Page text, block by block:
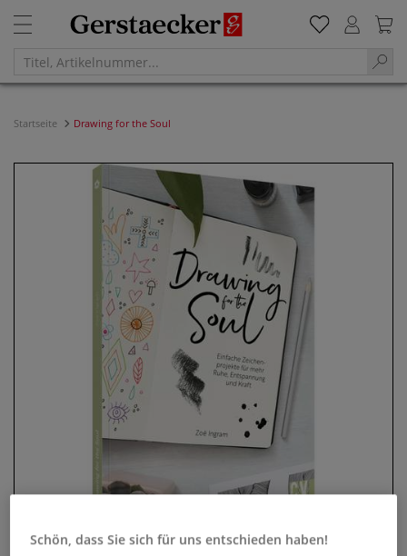
Startseite Drawing for the Soul
Schön, dass Sie sich für uns entschieden haben!